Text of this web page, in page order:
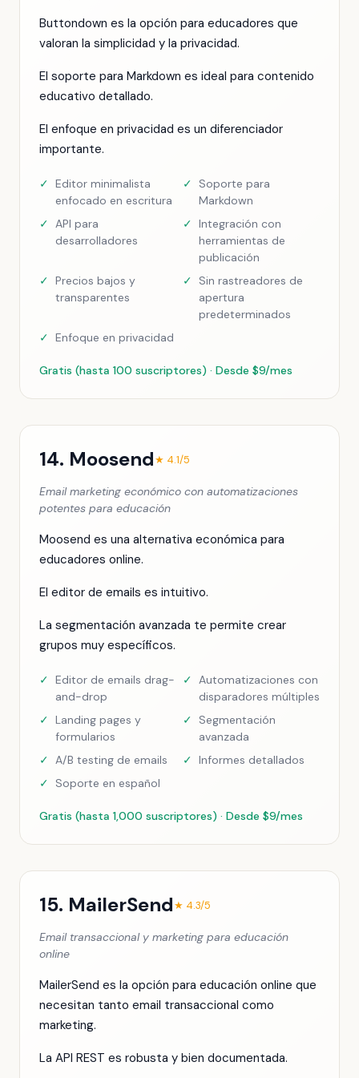
Buttondown es la opción para educadores que
valoran la simplicidad y la privacidad.
El soporte para Markdown es ideal para contenido
educativo detallado.
El enfoque en privacidad es un diferenciador
importante.
✓ Editor minimalista
enfocado en escritura
✓
Soporte para
Markdown
✓ API para
desarrolladores
✓ Integración con
herramientas de
publicación
✓ Precios bajos y
transparentes
✓
Sin rastreadores de
apertura
predeterminados
✓ Enfoque en privacidad
Gratis (hasta 100 suscriptores) · Desde $9/mes
14. Moosend★ 4.1/5
Email marketing económico con automatizaciones
potentes para educación
Moosend es una alternativa económica para
educadores online.
El editor de emails es intuitivo.
La segmentación avanzada te permite crear
grupos muy específicos.
✓ Editor de emails drag-
and-drop
✓ Automatizaciones con
disparadores múltiples
✓ Landing pages y
formularios
✓
Segmentación
avanzada
✓ A/B testing de emails ✓ Informes detallados
✓
Soporte en español
Gratis (hasta 1,000 suscriptores) · Desde $9/mes
15. MailerSend★ 4.3/5
Email transaccional y marketing para educación
online
MailerSend es la opción para educación online que
necesitan tanto email transaccional como
marketing.
La API REST es robusta y bien documentada.